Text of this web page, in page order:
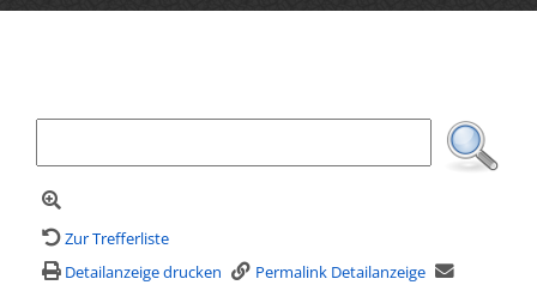
Zur Trefferliste
Detailanzeige drucken
Permalink Detailanzeige